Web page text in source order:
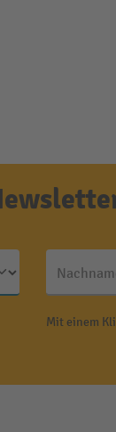
Mit einem